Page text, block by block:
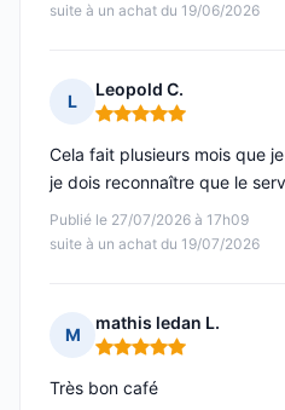
suite à un achat du 19/06/2026
L
Leopold C.
Note : 5 sur 5
Publié le 27/07/2026 à 17h09
suite à un achat du 19/07/2026
Cela fait plusieurs mois que
je dois reconnaître que le
M
mathis ledan L.
Note : 5 sur 5
Très bon café